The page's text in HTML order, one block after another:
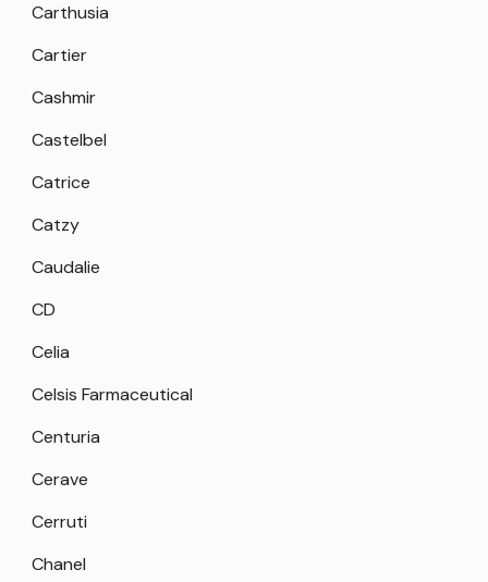
Carthusia
Cartier
Cashmir
Castelbel
Catrice
Catzy
Caudalie
CD
Celia
Celsis Farmaceutical
Centuria
Cerave
Cerruti
Chanel